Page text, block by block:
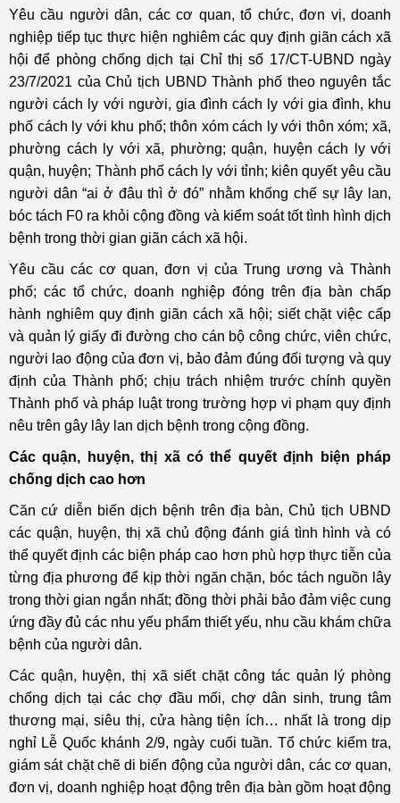
Yêu cầu người dân, các cơ quan, tổ chức, đơn vị, doanh
nghiệp tiếp tục thực hiện nghiêm các quy định giãn cách xã
hội để phòng chống dịch tại Chỉ thị số 17/CT-UBND ngày
23/7/2021 của Chủ tịch UBND Thành phố theo nguyên tắc
người cách ly với người, gia đình cách ly với gia đình, khu
phố cách ly với khu phố; thôn xóm cách ly với thôn xóm; xã,
phường cách ly với xã, phường; quận, huyện cách ly với
quận, huyện; Thành phố cách ly với tỉnh; kiên quyết yêu cầu
người dân “ai ở đâu thì ở đó” nhằm khống chế sự lây lan,
bóc tách F0 ra khỏi cộng đồng và kiểm soát tốt tình hình dịch
bệnh trong thời gian giãn cách xã hội.
Yêu cầu các cơ quan, đơn vị của Trung ương và Thành
phố; các tổ chức, doanh nghiệp đóng trên địa bàn chấp
hành nghiêm quy định giãn cách xã hội; siết chặt việc cấp
và quản lý giấy đi đường cho cán bộ công chức, viên chức,
người lao động của đơn vị, bảo đảm đúng đối tượng và quy
định của Thành phố; chịu trách nhiệm trước chính quyền
Thành phố và pháp luật trong trường hợp vi phạm quy định
nêu trên gây lây lan dịch bệnh trong cộng đồng.
Các quận, huyện, thị xã có thể quyết định biện pháp
chống dịch cao hơn
Căn cứ diễn biến dịch bệnh trên địa bàn, Chủ tịch UBND
các quận, huyện, thị xã chủ động đánh giá tình hình và có
thể quyết định các biện pháp cao hơn phù hợp thực tiễn của
từng địa phương để kịp thời ngăn chặn, bóc tách nguồn lây
trong thời gian ngắn nhất; đồng thời phải bảo đảm việc cung
ứng đầy đủ các nhu yếu phẩm thiết yếu, nhu cầu khám chữa
bệnh của người dân.
Các quận, huyện, thị xã siết chặt công tác quản lý phòng
chống dịch tại các chợ đầu mối, chợ dân sinh, trung tâm
thương mại, siêu thị, cửa hàng tiện ích… nhất là trong dịp
nghỉ Lễ Quốc khánh 2/9, ngày cuối tuần. Tổ chức kiểm tra,
giám sát chặt chẽ di biến động của người dân, các cơ quan,
đơn vị, doanh nghiệp hoạt động trên địa bàn gồm hoạt động